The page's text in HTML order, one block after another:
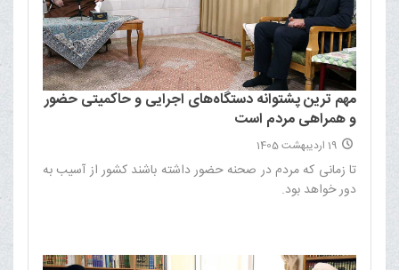
مهم ترین پشتوانه دستگاه‌های اجرایی و حاکمیتی حضور
و همراهی مردم است
19 اردیبهشت 1405
تا زمانی که مردم در صحنه حضور داشته باشند کشور از آسیب به
دور خواهد بود.‌